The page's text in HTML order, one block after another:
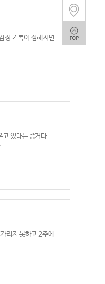
정 기복이 심해지면
고 있다는 증거다.
리지 못하고 2주에